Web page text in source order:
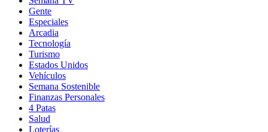
Gente
Especiales
Arcadia
Tecnología
Turismo
Estados Unidos
Vehículos
Semana Sostenible
Finanzas Personales
4 Patas
Salud
Loterías